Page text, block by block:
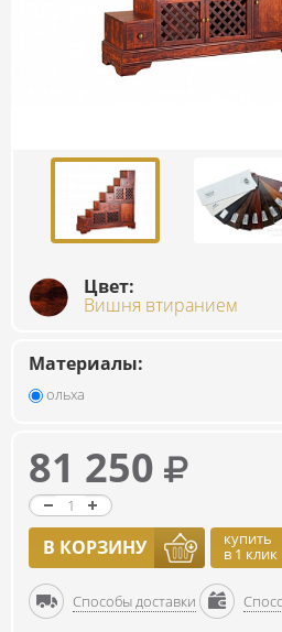
Цвет:
Вишня втиранием
Материалы:
ольха
81 250
В КОРЗИНУ купить
в 1 клик
Способы доставки